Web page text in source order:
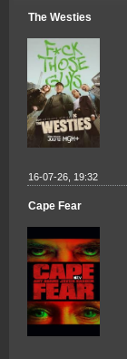
The Westies
16-07-26, 19:32
Cape Fear